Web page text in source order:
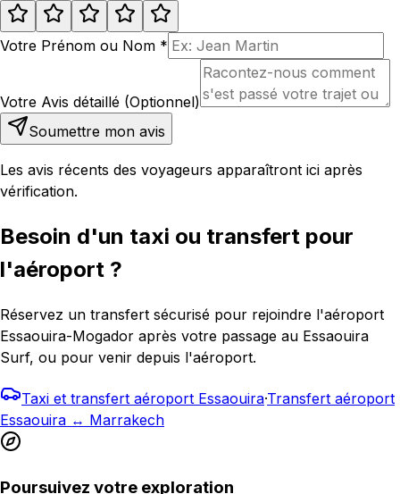
Votre Prénom ou Nom *
Votre Avis détaillé (Optionnel)
Soumettre mon avis
Les avis récents des voyageurs apparaîtront ici après
vérification.
Besoin d'un taxi ou transfert pour
l'aéroport ?
Réservez un transfert sécurisé pour rejoindre l'aéroport
Essaouira-Mogador après votre passage au Essaouira
Surf, ou pour venir depuis l'aéroport.
Taxi et transfert aéroport Essaouira·Transfert aéroport
Essaouira ↔ Marrakech
Poursuivez votre exploration